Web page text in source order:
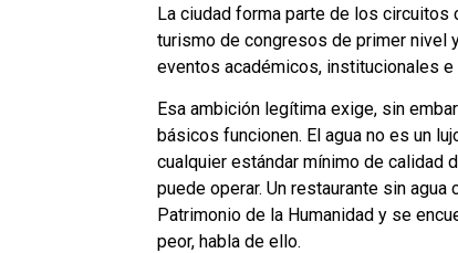
La ciudad forma parte de los
turismo de congresos de primer nivel
eventos académicos, institucionales e
Esa ambición legítima exige, sin
básicos funcionen. El agua no es un
cualquier estándar mínimo de calidad
puede operar. Un restaurante sin
Patrimonio de la Humanidad y se
peor, habla de ello.